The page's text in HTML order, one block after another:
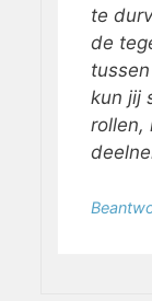
te
de
kun jij
rollen,